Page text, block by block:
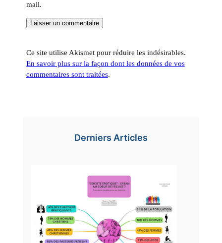
mail.
Ce site utilise Akismet pour réduire les indésirables.
En savoir plus sur la façon dont les données de vos
commentaires sont traitées.
Derniers Articles